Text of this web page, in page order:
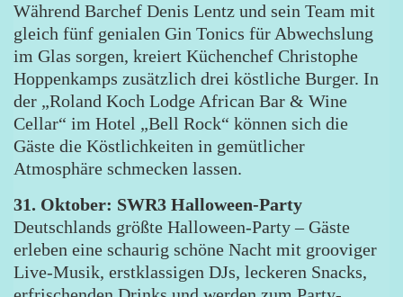
Während Barchef Denis Lentz und sein Team mit
gleich fünf genialen Gin Tonics für Abwechslung
im Glas sorgen, kreiert Küchenchef Christophe
Hoppenkamps zusätzlich drei köstliche Burger. In
der „Roland Koch Lodge African Bar & Wine
Cellar“ im Hotel „Bell Rock“ können sich die
Gäste die Köstlichkeiten in gemütlicher
Atmosphäre schmecken lassen.
31. Oktober: SWR3 Halloween-Party
Deutschlands größte Halloween-Party – Gäste
erleben eine schaurig schöne Nacht mit grooviger
Live-Musik, erstklassigen DJs, leckeren Snacks,